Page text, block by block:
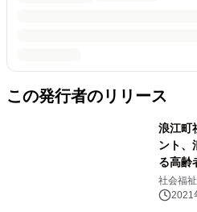
この発行者のリリース
浪江町
ント、
る高齢
社会福
ミュニ
2021